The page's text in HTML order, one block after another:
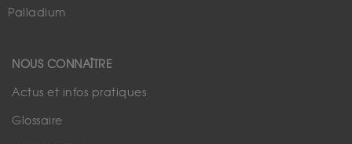
Palladium
NOUS CONNAÎTRE
Actus et infos pratiques
Glossaire